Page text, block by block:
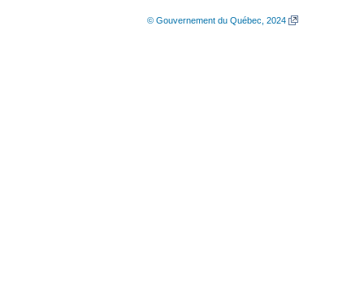
© Gouvernement du Québec, 2024